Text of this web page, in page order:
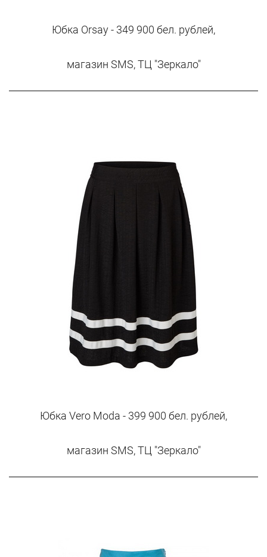
Юбка Orsay - 349 900 бел. рублей,
магазин SMS, ТЦ "Зеркало"
Юбка Vero Moda - 399 900 бел. рублей,
магазин SMS, ТЦ "Зеркало"